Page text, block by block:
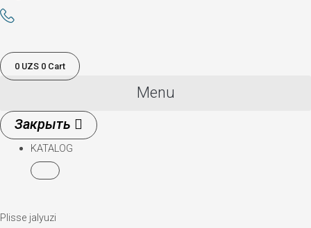
0 UZS 0 Cart
Menu
KATALOG
Plisse jalyuzi